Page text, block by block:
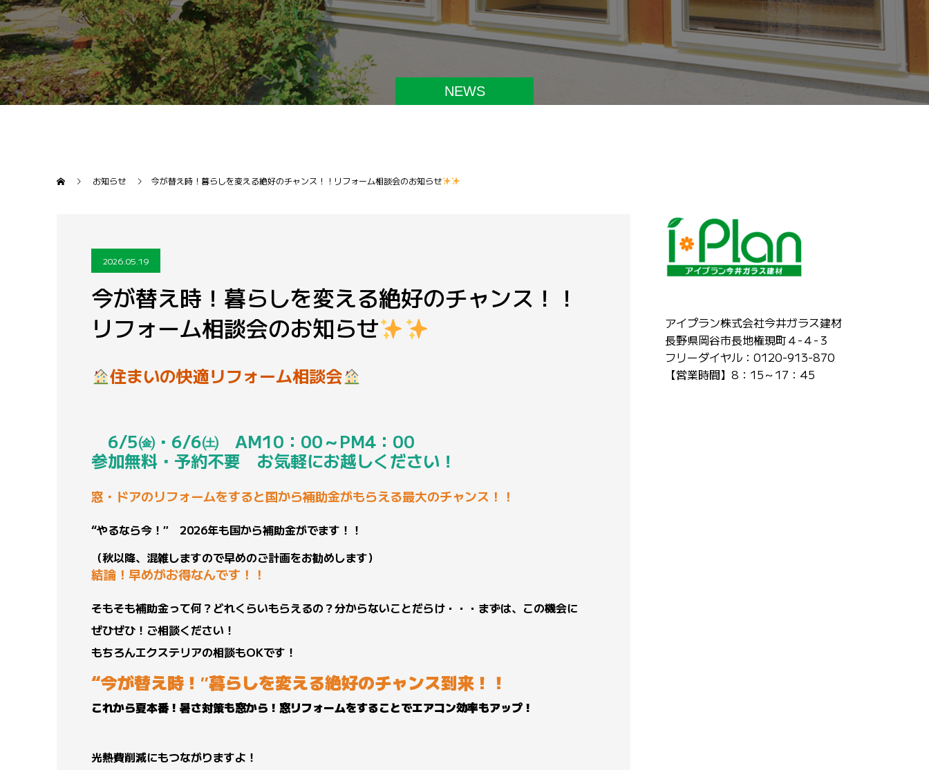
NEWS
お知らせ 今が替え時！暮らしを変える絶好のチャンス！！リフォーム相談会のお知らせ
2026.05.19
今が替え時！暮らしを変える絶好のチャンス！！
リフォーム相談会のお知らせ
住まいの快適リフォーム相談会
6/5㈮・6/6㈯ AM10：00～PM4：00
参加無料・予約不要 お気軽にお越しください！
窓・ドアのリフォームをすると国から補助金がもらえる最大のチャンス！！
“やるなら今！″ 2026年も国から補助金がでます！！
（秋以降、混雑しますので早めのご計画をお勧めします）
結論！早めがお得なんです！！
そもそも補助金って何？どれくらいもらえるの？分からないことだらけ・・・まずは、この機会に
ぜひぜひ！ご相談ください！
もちろんエクステリアの相談もOKです！
“今が替え時！″暮らしを変える絶好のチャンス到来！！
これから夏本番！暑さ対策も窓から！窓リフォームをすることでエアコン効率もアップ！
光熱費削減にもつながりますよ！
アイプラン株式会社今井ガラス建材
長野県岡谷市長地権現町４-４-３
フリーダイヤル：0120-913-870
【営業時間】8：15～17：45